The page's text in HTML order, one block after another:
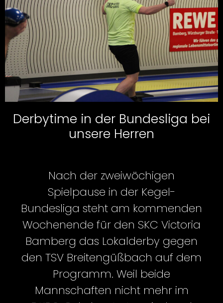
Derbytime in der Bundesliga bei
unsere Herren
Nach der zweiwöchigen
Spielpause in der Kegel-
Bundesliga steht am kommenden
Wochenende für den SKC Victoria
Bamberg das Lokalderby gegen
den TSV Breitengüßbach auf dem
Programm. Weil beide
Mannschaften nicht mehr im